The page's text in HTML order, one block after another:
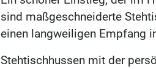
sind maßgeschneiderte
einen langweiligen Empfang
Stehtischhussen mit der